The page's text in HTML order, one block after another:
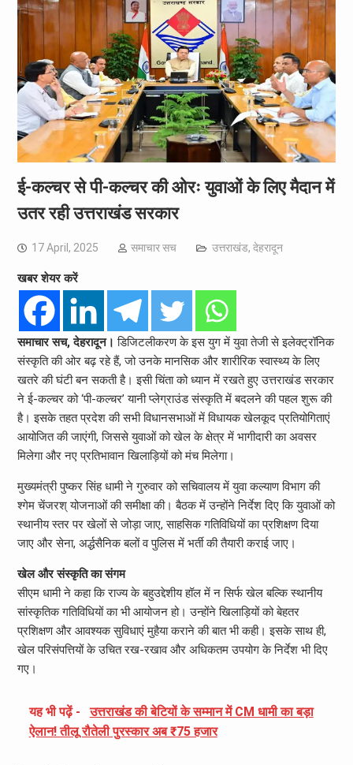
ई-कल्चर से पी-कल्चर की ओरः युवाओं के लिए मैदान में
उतर रही उत्तराखंड सरकार
17 April, 2025 समाचार सच उत्तराखंड, देहरादून
खबर शेयर करें
समाचार सच, देहरादून। डिजिटलीकरण के इस युग में युवा तेजी से इलेक्ट्रॉनिक
संस्कृति की ओर बढ़ रहे हैं, जो उनके मानसिक और शारीरिक स्वास्थ्य के लिए
खतरे की घंटी बन सकती है। इसी चिंता को ध्यान में रखते हुए उत्तराखंड सरकार
ने ई-कल्चर को ‘पी-कल्चर’ यानी प्लेग्राउंड संस्कृति में बदलने की पहल शुरू की
है। इसके तहत प्रदेश की सभी विधानसभाओं में विधायक खेलकूद प्रतियोगिताएं
आयोजित की जाएंगी, जिससे युवाओं को खेल के क्षेत्र में भागीदारी का अवसर
मिलेगा और नए प्रतिभावान खिलाड़ियों को मंच मिलेगा।
मुख्यमंत्री पुष्कर सिंह धामी ने गुरुवार को सचिवालय में युवा कल्याण विभाग की
श्गेम चेंजरश् योजनाओं की समीक्षा की। बैठक में उन्होंने निर्देश दिए कि युवाओं को
स्थानीय स्तर पर खेलों से जोड़ा जाए, साहसिक गतिविधियों का प्रशिक्षण दिया
जाए और सेना, अर्द्धसैनिक बलों व पुलिस में भर्ती की तैयारी कराई जाए।
खेल और संस्कृति का संगम
सीएम धामी ने कहा कि राज्य के बहुउद्देशीय हॉल में न सिर्फ खेल बल्कि स्थानीय
सांस्कृतिक गतिविधियों का भी आयोजन हो। उन्होंने खिलाड़ियों को बेहतर
प्रशिक्षण और आवश्यक सुविधाएं मुहैया कराने की बात भी कही। इसके साथ ही,
खेल परिसंपत्तियों के उचित रख-रखाव और अधिकतम उपयोग के निर्देश भी दिए
गए।
यह भी पढ़ें -
उत्तराखंड की बेटियों के सम्मान में CM धामी का बड़ा
ऐलान! तीलू रौतेली पुरस्कार अब ₹75 हजार